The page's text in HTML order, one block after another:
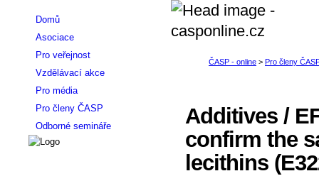
Additives /
confirm the
lecithins
Domů
Asociace
Pro veřejnost
Vzdělávací akce
Pro média
Pro členy ČASP
Odborné semináře